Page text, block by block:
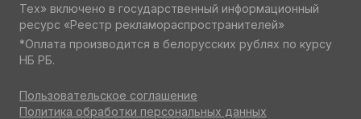
Тех» включено в государственный информационный
ресурс «Реестр рекламораспространителей»
*Оплата производится в белорусских рублях по курсу
НБ РБ.
Пользовательское соглашение
Политика обработки персональных данных